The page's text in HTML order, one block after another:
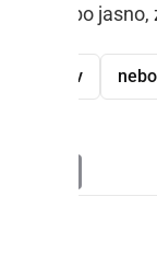
saj bo
meteorjev nebo
PrintFriendly